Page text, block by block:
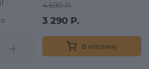
0
4 690 Р.
3 290 Р.
В корзину